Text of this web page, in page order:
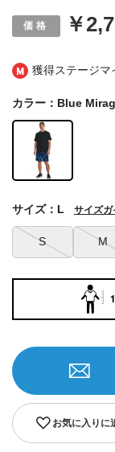
獲得ステージマ
￥
カラー：Blue
S M
サイズ：L サイズガ
お気に入りに